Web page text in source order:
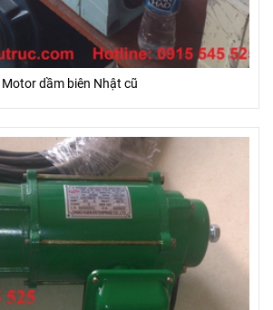
Motor dầm biên Nhật cũ